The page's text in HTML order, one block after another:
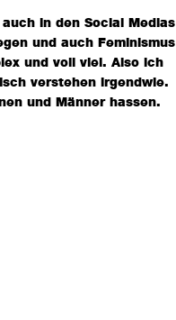
in den Social Medias
und auch Feminismus
und voll viel. Also ich
verstehen irgendwie.
und Männer hassen.